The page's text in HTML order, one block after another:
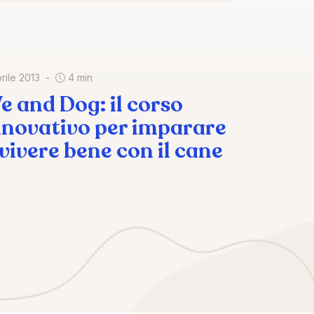
2013 4 min
and Dog: il corso
per imparare
bene con il cane